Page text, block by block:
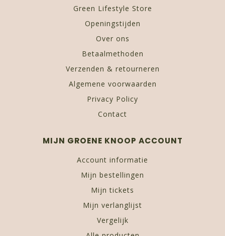
Green Lifestyle Store
Openingstijden
Over ons
Betaalmethoden
Verzenden & retourneren
Algemene voorwaarden
Privacy Policy
Contact
MIJN GROENE KNOOP ACCOUNT
Account informatie
Mijn bestellingen
Mijn tickets
Mijn verlanglijst
Vergelijk